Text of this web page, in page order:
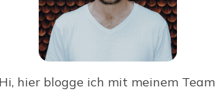
Hi, hier blogge ich mit meinem